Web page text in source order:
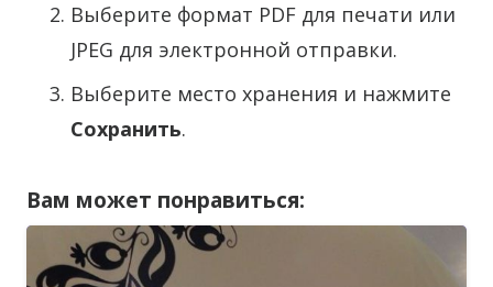
Выберите формат PDF для печати или
JPEG для электронной отправки.
Выберите место хранения и нажмите
Сохранить.
Вам может понравиться: